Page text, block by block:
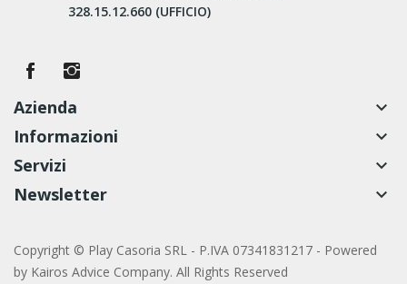
328.15.12.660 (UFFICIO)
Azienda
keyboard_arrow_down
Informazioni
keyboard_arrow_down
Servizi
keyboard_arrow_down
Newsletter
keyboard_arrow_down
Copyright © Play Casoria SRL - P.IVA 07341831217 - Powered
by Kairos Advice Company. All Rights Reserved